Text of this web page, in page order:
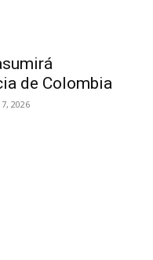
de Colombia
2026